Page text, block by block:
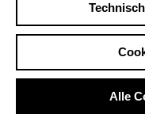
Deutschland
Regie: Uli Aumüller
Video VoD / live
Alle